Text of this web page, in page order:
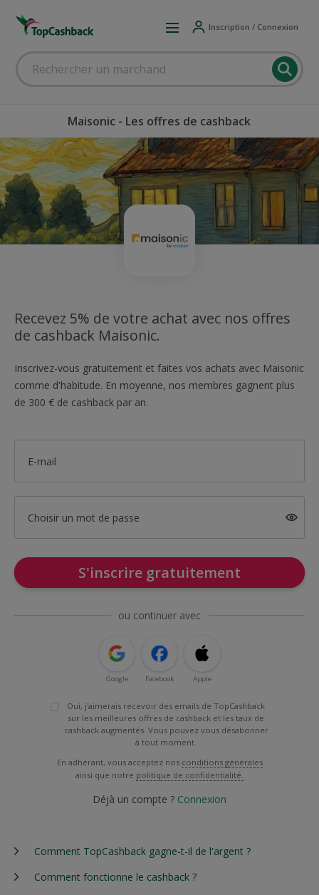
Inscription / Connexion
Maisonic - Les offres de cashback
Recevez 5% de votre achat avec nos offres
de cashback Maisonic.
Inscrivez-vous gratuitement et faites vos achats avec Maisonic
comme d'habitude. En moyenne, nos membres gagnent plus
de 300 € de cashback par an.
E-mail
Choisir un mot de passe
S'inscrire gratuitement
ou continuer avec
Google Facebook Apple
Oui, j'aimerais recevoir des emails de TopCashback
sur les meilleures offres de cashback et les taux de
cashback augmentés. Vous pouvez vous désabonner
à tout moment.
En adhérant, vous acceptez nos conditions générales
ainsi que notre politique de confidentialité.
Déjà un compte ? Connexion
Comment TopCashback gagne-t-il de l'argent ?
Comment fonctionne le cashback ?